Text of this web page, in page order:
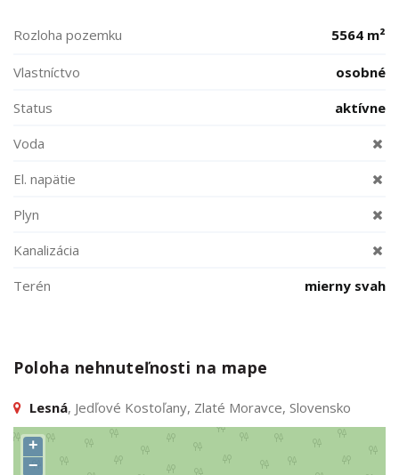
Rozloha pozemku 5564 m²
Vlastníctvo
osobné
Status
aktívne
Voda
El. napätie
Plyn
Kanalizácia
Terén
mierny svah
Poloha nehnuteľnosti na mape
Lesná, Jedľové Kostoľany, Zlaté Moravce, Slovensko
+
−